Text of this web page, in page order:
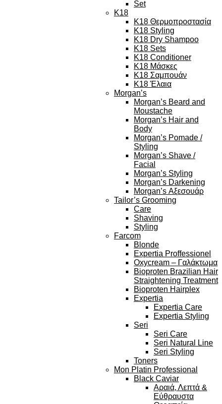
Set
K18
K18 Θερμοπροστασία
K18 Styling
K18 Dry Shampoo
K18 Sets
K18 Conditioner
K18 Μάσκες
K18 Σαμπουάν
K18 Έλαια
Morgan’s
Morgan’s Beard and
Moustache
Morgan’s Hair and
Body
Morgan’s Pomade /
Styling
Morgan’s Shave /
Facial
Morgan’s Styling
Morgan’s Darkening
Morgan’s Αξεσουάρ
Tailor’s Grooming
Care
Shaving
Styling
Farcom
Blonde
Expertia Proffessionel
Oxycream – Γαλάκτωμα
Bioproten Brazilian Hair
Straightening Treatment
Bioproten Hairplex
Expertia
Expertia Care
Expertia Styling
Seri
Seri Care
Seri Natural Line
Seri Styling
Toners
Mon Platin Professional
Black Caviar
Αραιά, Λεπτά &
Εύθραυστα